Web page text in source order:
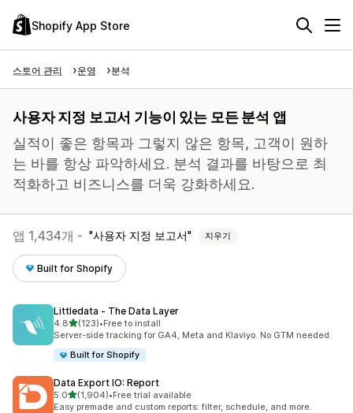
Shopify App Store
스토어 관리 운영 분석
사용자 지정 보고서 기능이 있는 모든 분석 앱
실적이 좋은 항목과 그렇지 않은 항목, 고객이 원하
는 바를 항상 파악하세요. 분석 결과를 바탕으로 최
적화하고 비즈니스를 더욱 강화하세요.
앱 1,434개 - 사용자 지정 보고서 지우기
Built for Shopify
Littledata ‑ The Data Layer
4.8별 5개 중
(123)
총 리뷰 123개
•Free to install
Server-side tracking for GA4, Meta and Klaviyo. No GTM needed.
Built for Shopify
Data Export IO: Report
5.0별 5개 중
(1,904)
총 리뷰 1904개
•Free trial available
Easy premade and custom reports: filter, schedule, and more.